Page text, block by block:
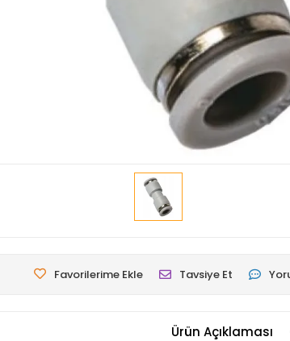
Favorilerime Ekle Tavsiye Et
Ürün Açıklaması